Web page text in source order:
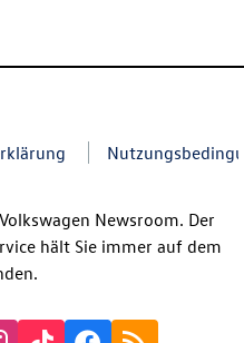
Newsroom. Der
hält Sie immer auf dem